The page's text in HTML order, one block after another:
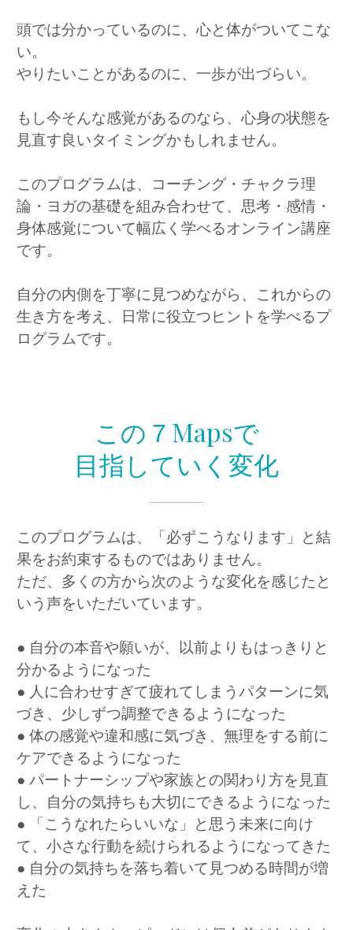
頭では分かっているのに、心と体がついてこな
い。
やりたいことがあるのに、一歩が出づらい。
もし今そんな感覚があるのなら、心身の状態を
見直す良いタイミングかもしれません。
このプログラムは、コーチング・チャクラ理
論・ヨガの基礎を組み合わせて、思考・感情・
身体感覚について幅広く学べるオンライン講座
です。
自分の内側を丁寧に見つめながら、これからの
生き方を考え、日常に役立つヒントを学べるプ
ログラムです。
この７Mapsで
目指していく変化
このプログラムは、「必ずこうなります」と結
果をお約束するものではありません。
ただ、多くの方から次のような変化を感じたと
いう声をいただいています。
● 自分の本音や願いが、以前よりもはっきりと
分かるようになった
● 人に合わせすぎて疲れてしまうパターンに気
づき、少しずつ調整できるようになった
● 体の感覚や違和感に気づき、無理をする前に
ケアできるようになった
● パートナーシップや家族との関わり方を見直
し、自分の気持ちも大切にできるようになった
● 「こうなれたらいいな」と思う未来に向け
て、小さな行動を続けられるようになってきた
● 自分の気持ちを落ち着いて見つめる時間が増
えた